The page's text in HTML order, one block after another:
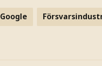
Google